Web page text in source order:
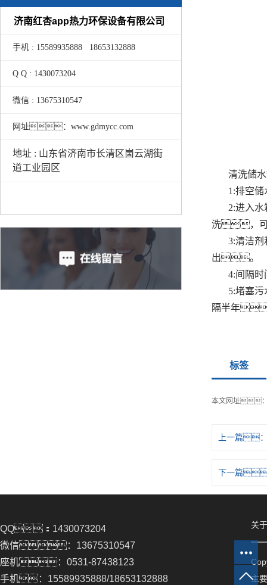
济南红杏app热力环保设备有限公司
手机 : 15589935888 18653132888
Q Q : 1430073204
微信 : 13675310547
网址：www.gdmycc.com
地址 : 山东省济南市长清区崮云湖街
道工业园区
清洗储
1:排空
2:进入
洗，可
3:清洁
出。
4:间隔
5:堵塞
隔半年
标签
本文网址
上一篇
下一篇
QQ：1430073204
微信：13675310547
座机：0531-87438123
手机：15589935888/18653132888
关
主